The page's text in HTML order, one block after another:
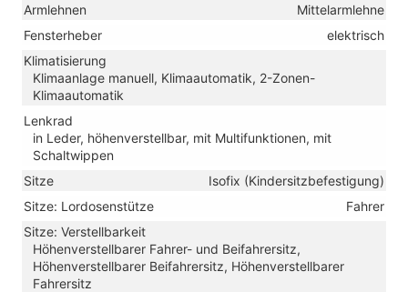
Armlehnen
Mittelarmlehne
Fensterheber
elektrisch
Klimatisierung
Klimaanlage manuell, Klimaautomatik, 2-Zonen-
Klimaautomatik
Lenkrad
in Leder, höhenverstellbar, mit Multifunktionen, mit
Schaltwippen
Sitze
Isofix (Kindersitzbefestigung)
Sitze: Lordosenstütze
Fahrer
Sitze: Verstellbarkeit
Höhenverstellbarer Fahrer- und Beifahrersitz,
Höhenverstellbarer Beifahrersitz, Höhenverstellbarer
Fahrersitz